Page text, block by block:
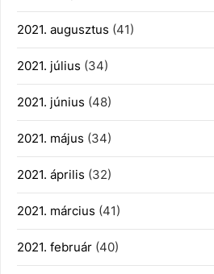
2021. augusztus (41)
2021. július (34)
2021. június (48)
2021. május (34)
2021. április (32)
2021. március (41)
2021. február (40)